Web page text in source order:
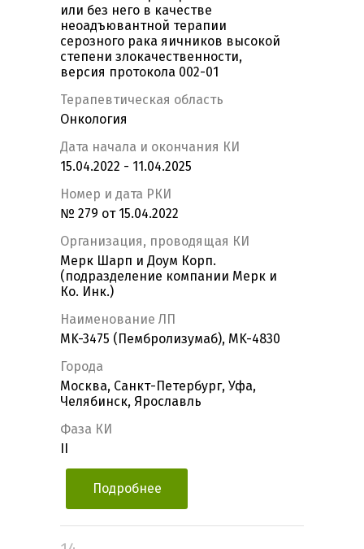
или без него в качестве
неоадъювантной терапии
серозного рака яичников высокой
степени злокачественности,
версия протокола 002-01
Терапевтическая область
Онкология
Дата начала и окончания КИ
15.04.2022 - 11.04.2025
Номер и дата РКИ
№ 279 от 15.04.2022
Организация, проводящая КИ
Мерк Шарп и Доум Корп.
(подразделение компании Мерк и
Ко. Инк.)
Наименование ЛП
MK-3475 (Пембролизумаб), MK-4830
Города
Москва, Санкт-Петербург, Уфа,
Челябинск, Ярославль
Фаза КИ
Подробнее